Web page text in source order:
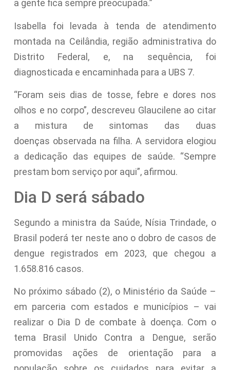
a gente fica sempre preocupada.”
Isabella foi levada à tenda de atendimento
montada na Ceilândia, região administrativa do
Distrito Federal, e, na sequência, foi
diagnosticada e encaminhada para a UBS 7.
“Foram seis dias de tosse, febre e dores nos
olhos e no corpo”, descreveu Glaucilene ao citar
a mistura de sintomas das duas
doenças observada na filha. A servidora elogiou
a dedicação das equipes de saúde. “Sempre
prestam bom serviço por aqui”, afirmou.
Dia D será sábado
Segundo a ministra da Saúde, Nísia Trindade, o
Brasil poderá ter neste ano o dobro de casos de
dengue registrados em 2023, que chegou a
1.658.816 casos.
No próximo sábado (2), o Ministério da Saúde –
em parceria com estados e municípios – vai
realizar o Dia D de combate à doença. Com o
tema Brasil Unido Contra a Dengue, serão
promovidas ações de orientação para a